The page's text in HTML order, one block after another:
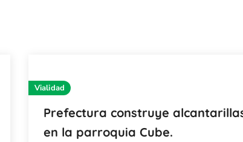
Vialidad
Prefectura construye
en la parroquia Cube.